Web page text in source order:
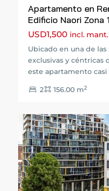
Apartamento en
Edificio Naori Zona
USD1,500 incl. mant.
Ubicado en una de las
exclusivas y céntricas
este apartamento casi
2 156.00 m2
Zona
Previous